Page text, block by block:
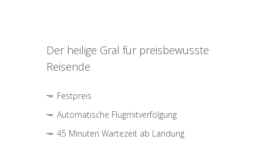
Der heilige Gral für preisbewusste
Reisende
Festpreis
Automatische Flugmitverfolgung
45 Minuten Wartezeit ab Landung